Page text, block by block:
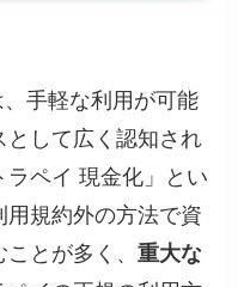
手軽な利用が可能
として広く認知され
ペイ 現金化」とい
用規約外の方法で資
ことが多く、重大な